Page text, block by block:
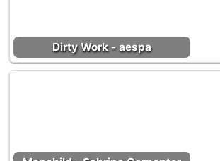
Dirty Work - aespa